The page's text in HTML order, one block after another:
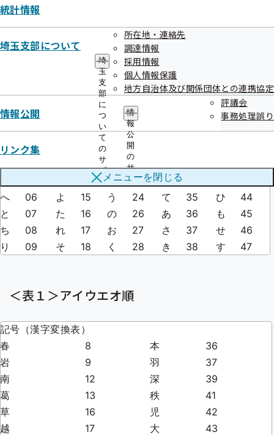
統計情報
埼玉支部について
埼
玉
支
部
に
つ
い
て
の
サ
ブ
メ
所在地・連絡先
調達情報
採用情報
個人情報保護
地方自治体及び関係団体との連携協定
情報公開
情
報
公
開
の
サ
ブ
メ
ニ
ュ
評議会
事務処理誤り
リンク集
メニューを閉じる
間
＜表２＞イロハ順
記号（ひらがな変換表）
い
01 19 ゆ
39
ろ
02 る 11 ね 20 ま 30 め
40
は
03 21
22
14 む 23 こ
へ
06 よ 15 う 24 て 35 ひ
44
と
07 た 16 の 26 あ 36 も
45
ち
08 れ 17 お 27 さ 37 せ
46
り
09 そ 18 く 28 き 38 す 47
＜表１＞アイウエオ順
記号（漢字変換表）
春
8 本
36
岩
9 羽
37
南
12 深
39
葛
13 秩
41
草
16 児
42
越
17 大
43